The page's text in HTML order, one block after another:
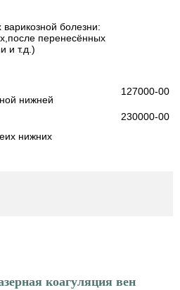
болезни:
перенесённых
и т.д.)
127000-00
230000-00
коагуляция вен